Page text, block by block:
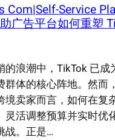
Com|Self-Service
广告平台如何重塑
的浪潮中，TikTok 已成
群体的核心阵地。然而
境卖家而言，如何在复
灵活调整预算并实时优
战。正是…